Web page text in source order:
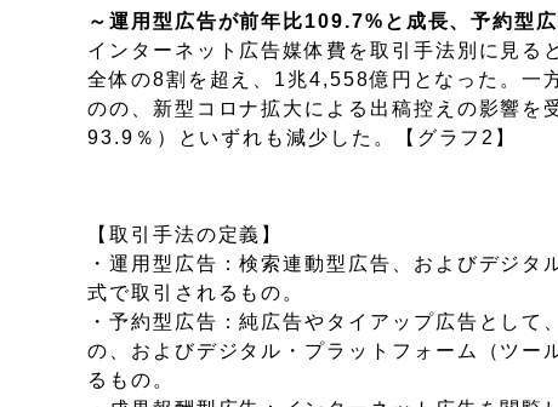
～運用型広告が前年比109.7%と成長、予約型
インターネット広告媒体費を取引手法別に見る
全体の8割を超え、1兆4,558億円となった。一
のの、新型コロナ拡大による出稿控えの影響を
93.9％）といずれも減少した。【グラフ2】
【取引手法の定義】
・運用型広告：検索連動型広告、およびデジ
式で取引されるもの。
・予約型広告：純広告やタイアップ広告とし
の、およびデジタル・プラットフォーム（ツー
るもの。